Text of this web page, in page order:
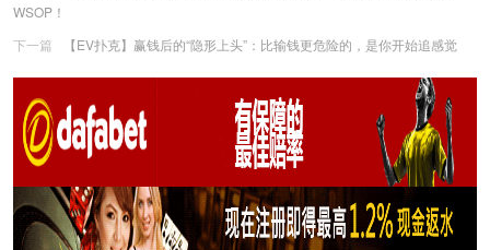
WSOP！
下一篇
【EV扑克】赢钱后的“隐形上头”：比输钱更危险的，是你开始追感觉